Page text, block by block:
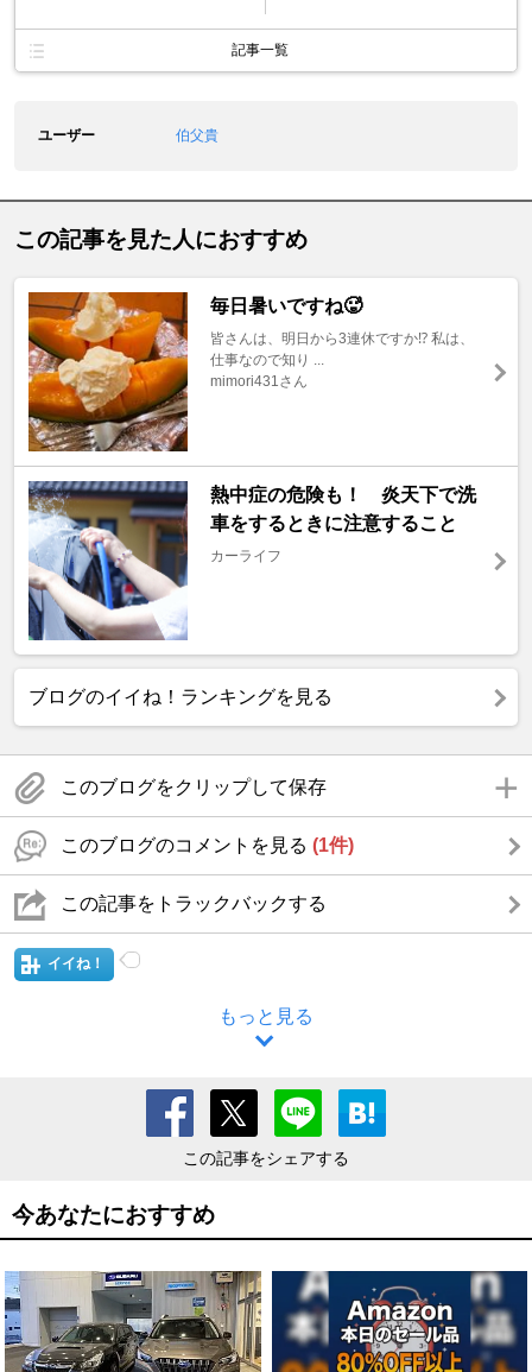
記事一覧
ユーザー 伯父貴
この記事を見た人におすすめ
毎日暑いですね🥵
皆さんは、明日から3連休ですか⁉️ 私は、
仕事なので知り ...
mimori431さん
熱中症の危険も！ 炎天下で洗
車をするときに注意すること
カーライフ
ブログのイイね！ランキングを見る
このブログをクリップして保存
このブログのコメントを見る (1件)
この記事をトラックバックする
イイね！
もっと見る
この記事をシェアする
今あなたにおすすめ